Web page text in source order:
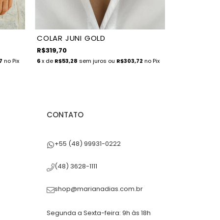
no Pix
COLAR JUNI GOLD
R$319,70
6x de R$53,28 sem juros ou R$303,72 no Pix
CONTATO
+55 (48) 99931-0222
(48) 3628-1111
shop@marianadias.com.br
Segunda a Sexta-feira: 9h às 18h